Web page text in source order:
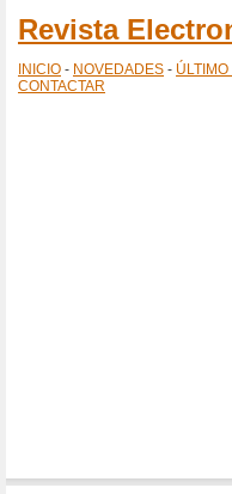
Revista
INICIO - NOVEDADES -
CONTACTAR